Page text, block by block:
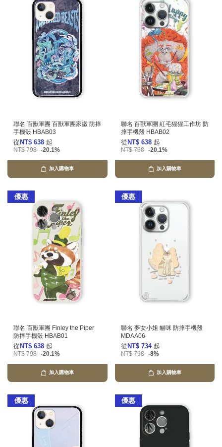
聯名 百獸軍團 百獸軍團家徽 防摔
手機殼 HBAB03
從 NT$ 638 起
NT$ 798 -20.1%
加入購物車
聯名 百獸軍團 紅毛猩猩工作坊 防
摔手機殼 HBAB02
從 NT$ 638 起
NT$ 798 -20.1%
加入購物車
優惠
聯名 百獸軍團 Finley the Piper
防摔手機殼 HBAB01
從 NT$ 638 起
NT$ 798 -20.1%
加入購物車
優惠
聯名 夢女小姐 貓咪 防摔手機殼
MDAA06
從 NT$ 734 起
NT$ 798 -8%
加入購物車
優惠 優惠